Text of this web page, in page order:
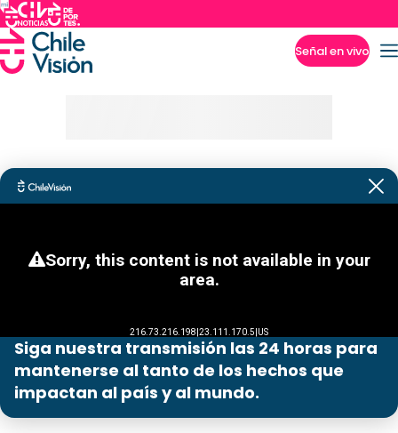
Señal en vivo
Siga nuestra transmisión las 24 horas para
mantenerse al tanto de los hechos que
impactan al país y al mundo.
Programas